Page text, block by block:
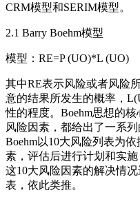
CRM模型和SERIM模型。
2.1 Barry Boehm模型
模型：RE=P (UO)*L (UO)
其中RE表示风险或者风险
意的结果所发生的概率，
性的程度。Boehm思想的
风险因素，都给出了一系
Boehm以10大风险列表为
素，评估后进行计划和实
这10大风险因素的解决情
表，依此类推。